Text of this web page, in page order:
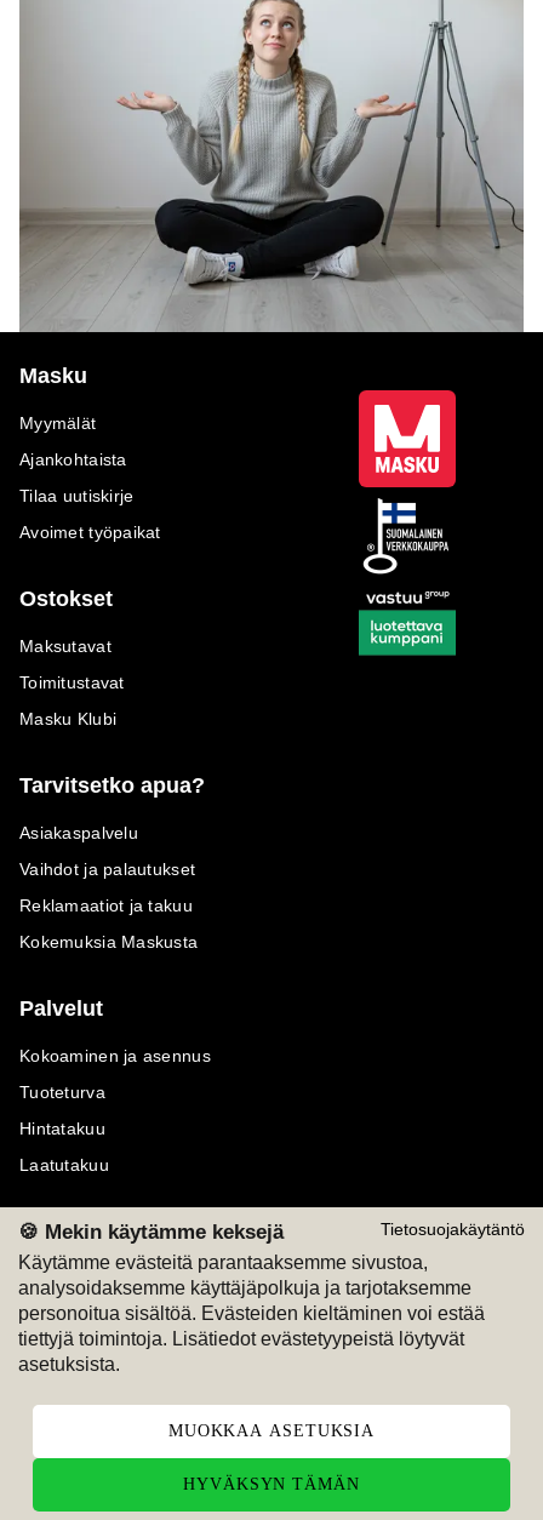
Tietosuojakäytäntö
🍪 Mekin käytämme keksejä
Käytämme evästeitä parantaaksemme sivustoa,
analysoidaksemme käyttäjäpolkuja ja tarjotaksemme
personoitua sisältöä. Evästeiden kieltäminen voi estää
tiettyjä toimintoja. Lisätiedot evästetyypeistä löytyvät
asetuksista.
MUOKKAA ASETUKSIA
HYVÄKSYN TÄMÄN
Masku
Myymälät
Ajankohtaista
Tilaa uutiskirje
Avoimet työpaikat
Ostokset
Maksutavat
Toimitustavat
Masku Klubi
Tarvitsetko apua?
Asiakaspalvelu
Vaihdot ja palautukset
Reklamaatiot ja takuu
Kokemuksia Maskusta
Palvelut
Kokoaminen ja asennus
Tuoteturva
Hintatakuu
Laatutakuu
Maksutavat
M
Seuraa meitä